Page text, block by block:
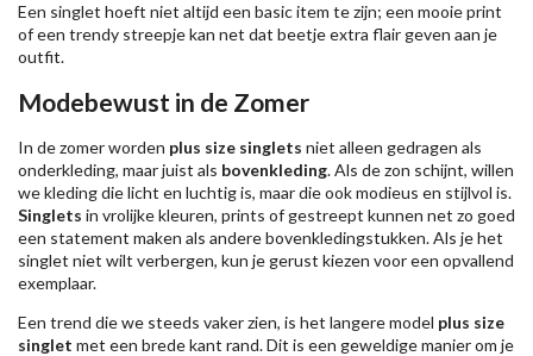
Een singlet hoeft niet altijd een basic item te zijn; een mooie print
of een trendy streepje kan net dat beetje extra flair geven aan je
outfit.
Modebewust in de Zomer
In de zomer worden plus size singlets niet alleen gedragen als
onderkleding, maar juist als bovenkleding. Als de zon schijnt, willen
we kleding die licht en luchtig is, maar die ook modieus en stijlvol is.
Singlets in vrolijke kleuren, prints of gestreept kunnen net zo goed
een statement maken als andere bovenkledingstukken. Als je het
singlet niet wilt verbergen, kun je gerust kiezen voor een opvallend
exemplaar.
Een trend die we steeds vaker zien, is het langere model plus size
singlet met een brede kant rand. Dit is een geweldige manier om je